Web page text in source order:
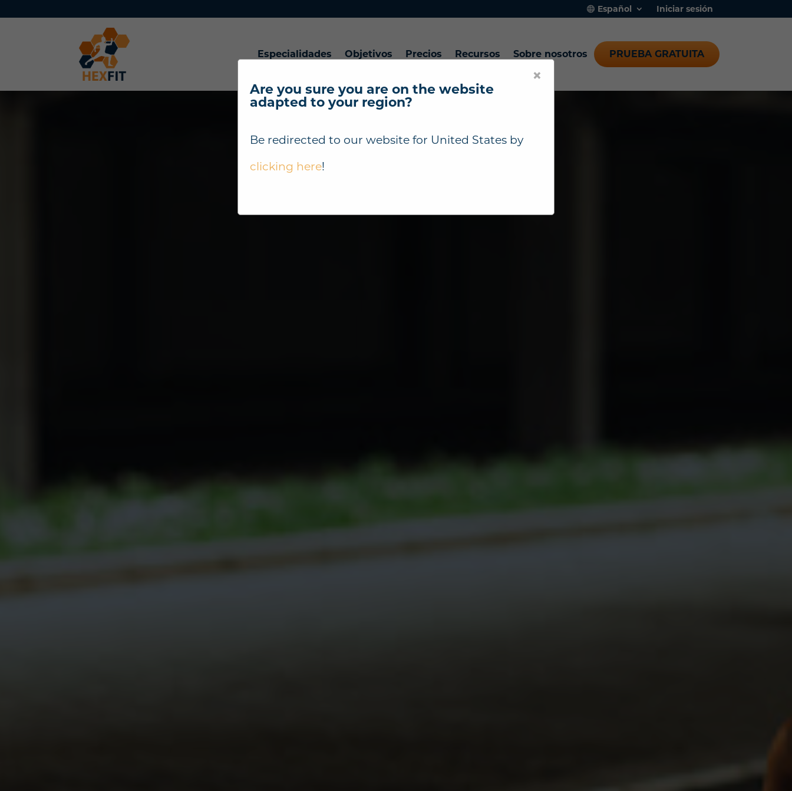
×
Are you sure you are on the website
adapted to your region?
Be redirected to our website for United States by
clicking here!
Español Iniciar sesión
Especialidades Objetivos Precios Recursos Sobre nosotros PRUEBA GRATUITA